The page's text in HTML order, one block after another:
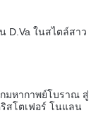
D.Va ในสไตล์สาว
กมหากาพย์โบราณ สู่
สโตเฟอร์ โนแลน